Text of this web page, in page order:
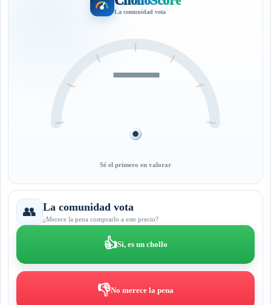
La comunidad vota
—
Sé el primero en valorar
👥 La comunidad vota
¿Merece la pena comprarlo a este precio?
👍Sí, es un chollo
👎No merece la pena